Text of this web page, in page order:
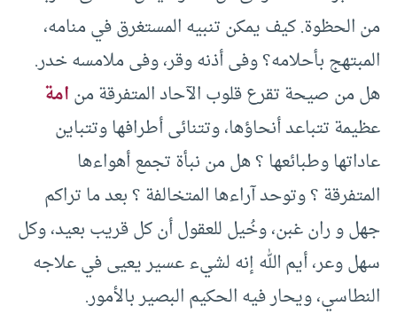
من الحظوة. كيف يمكن تنبيه المستغرق في منامه،
المبتهج بأحلامه؟ وفى أذنه وقر، وفى ملامسه خدر.
هل من صيحة تقرع قلوب الآحاد المتفرقة منامة
عظيمة تتباعد أنحاؤها، وتتنائى أطرافها وتتباين
عاداتها وطبائعها ؟ هل من نبأة تجمع أهواءها
المتفرقة ؟ وتوحد آراءها المتخالفة ؟ بعد ما تراكم
جهل و ران غبن، وخُيل للعقول أن كل قريب بعيد، وكل
سهل وعر، أيم الله إنه لشيء عسير يعيى في علاجه
النطاسي، ويحار فيه الحكيم البصير بالأمور.